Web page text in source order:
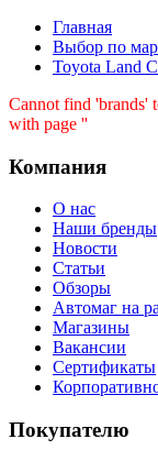
Главная
Выбор по
Toyota Land
Cannot find 'brands'
with page ''
Компания
О нас
Наши бренды
Новости
Статьи
Обзоры
Автомаг на
Магазины
Вакансии
Сертификаты
Покупателю